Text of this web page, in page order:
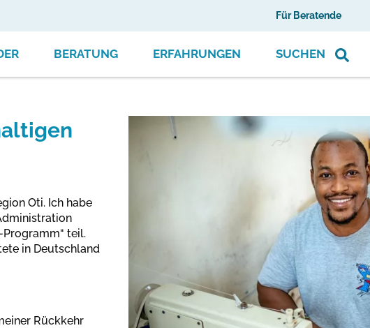
Für Beratende
BERATUNG ERFAHRUNGEN SUCHEN
Oti. Ich habe
Programm“ teil.
in Deutschland
Rückkehr